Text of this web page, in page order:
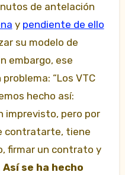
de antelación
y pendiente de ello
su modelo de
embargo, ese
“Los VTC
hecho así:
imprevisto, pero por
contratarte, tiene
firmar un contrato y
Así se ha hecho